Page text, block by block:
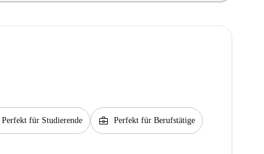
Perfekt für Studierende business_center Perfekt für Berufstätige